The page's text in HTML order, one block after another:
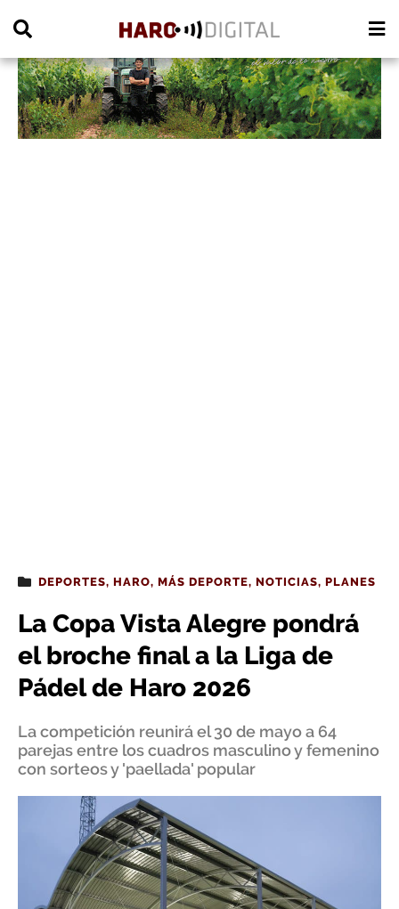
DEPORTES, HARO, MÁS DEPORTE, NOTICIAS, PLANES
La Copa Vista Alegre pondrá
el broche final a la Liga de
Pádel de Haro 2026
La competición reunirá el 30 de mayo a 64
parejas entre los cuadros masculino y femenino
con sorteos y 'paellada' popular